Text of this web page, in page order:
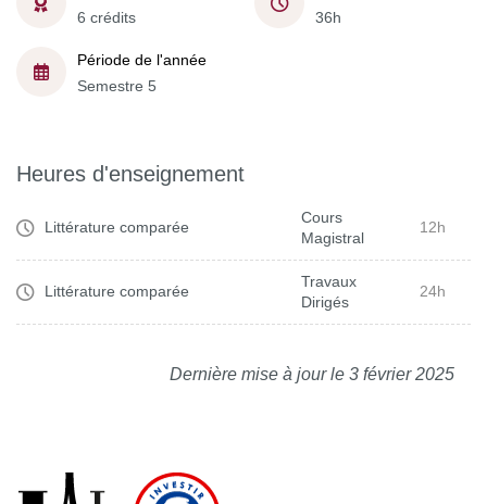
6 crédits
36h
Période de l'année
Semestre 5
Heures d'enseignement
Littérature comparée
Cours
Magistral
12h
Littérature comparée
Travaux
Dirigés
24h
Dernière mise à jour le 3 février 2025